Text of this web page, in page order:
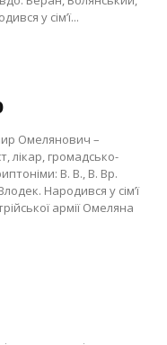
у сім’ї...
Омелянович –
лікар, громадсько-
В. В., В. Вр.
Народився у сім’ї
армії Омеляна